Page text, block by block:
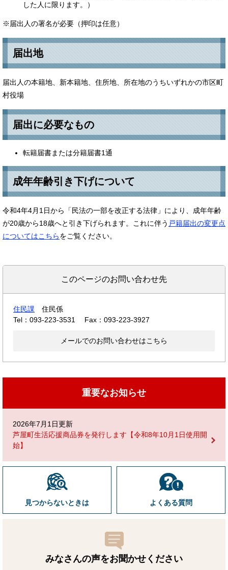
した人に限ります。）
※届出人の署名が必要（押印は任意）
届出地
届出人の本籍地、新本籍地、住所地、所在地のうちいずれかの市区町
村役場
届出に必要なもの
転籍届書または分籍届書1通
成年年齢引き下げについて
令和4年4月1日から「民法の一部を改正する法律」により、成年年齢
が20歳から18歳へと引き下げられます。これに伴う 戸籍届出の変更点
についてはこちらをご覧ください。
このページのお問い合わせ先
住民課
住民係
Tel：093-223-3531
Fax：093-223-3927
メールでのお問い合わせはこちら
重要なお知らせ
2026年7月1日更新
芦屋町生活応援商品券を発行します【令和8年10月1日使用開
始】
見つからないときは よくある質問
みなさんの声をお聞かせ ください